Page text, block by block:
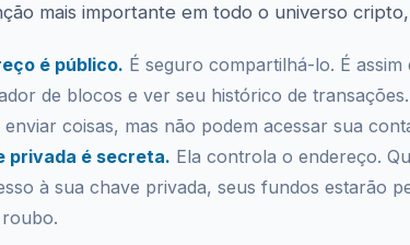
mais importante em todo o universo
é público. É seguro compartilhá-lo. É
de blocos e ver seu histórico de
coisas, mas não podem acessar sua
privada é secreta. Ela controla o endereço.
à sua chave privada, seus fundos estarão